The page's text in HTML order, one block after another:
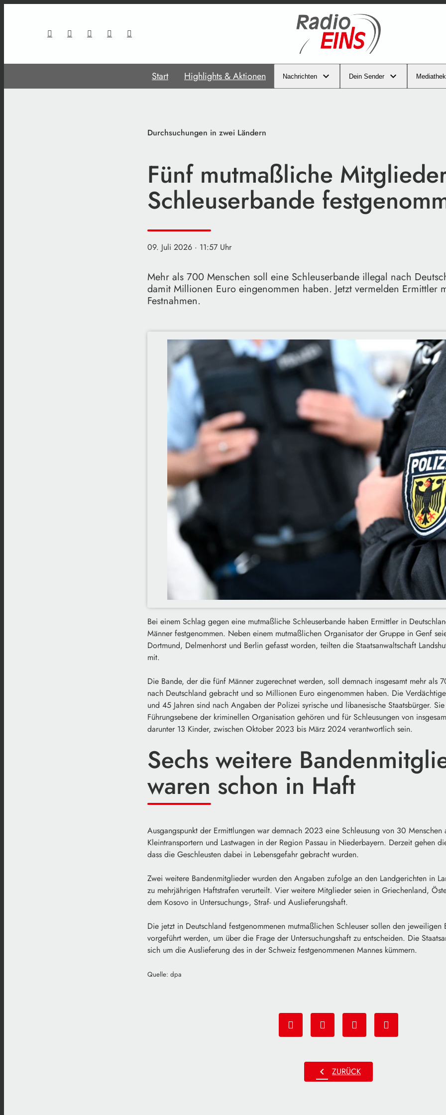
Start Highlights & Aktionen Nachrichten Dein Sender Mediathek
Durchsuchungen in zwei Ländern
Fünf mutmaßliche
Schleuserbande
09. Juli 2026 · 11:57 Uhr
Mehr als 700 Menschen soll eine Schleuserbande illegal nach
damit Millionen Euro eingenommen haben. Jetzt vermelden Ermittler
Festnahmen.
Bei einem Schlag gegen eine mutmaßliche Schleuserbande haben Ermittler in
Männer festgenommen. Neben einem mutmaßlichen Organisator der Gruppe in Genf
Dortmund, Delmenhorst und Berlin gefasst worden, teilten die Staatsanwaltschaft
mit.
Die Bande, der die fünf Männer zugerechnet werden, soll demnach insgesamt mehr als
nach Deutschland gebracht und so Millionen Euro eingenommen haben. Die
und 45 Jahren sind nach Angaben der Polizei syrische und libanesische Staatsbürger.
Führungsebene der kriminellen Organisation gehören und für Schleusungen von
darunter 13 Kinder, zwischen Oktober 2023 bis März 2024 verantwortlich sein.
Sechs weitere
waren schon in Haft
Ausgangspunkt der Ermittlungen war demnach 2023 eine Schleusung von 30 Menschen
Kleintransportern und Lastwagen in der Region Passau in Niederbayern. Derzeit gehen
dass die Geschleusten dabei in Lebensgefahr gebracht wurden.
Zwei weitere Bandenmitglieder wurden den Angaben zufolge an den Landgerichten in
zu mehrjährigen Haftstrafen verurteilt. Vier weitere Mitglieder seien in Griechenland,
dem Kosovo in Untersuchungs-, Straf- und Auslieferungshaft.
Die jetzt in Deutschland festgenommenen mutmaßlichen Schleuser sollen den jeweiligen
vorgeführt werden, um über die Frage der Untersuchungshaft zu entscheiden. Die
sich um die Auslieferung des in der Schweiz festgenommenen Mannes kümmern.
Quelle: dpa
chevron_left ZURÜCK